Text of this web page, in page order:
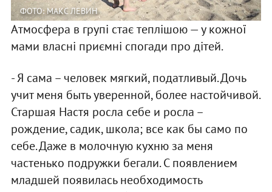
ФОТО: МАКС ЛЕВИН
Атмосфера в групі стає теплішою — у кожної
мами власні приємні спогади про дітей.
- Я сама – человек мягкий, податливый. Дочь
учит меня быть уверенной, более настойчивой.
Старшая Настя росла себе и росла –
рождение, садик, школа; все как бы само по
себе. Даже в молочную кухню за меня
частенько подружки бегали. С появлением
младшей появилась необходимость